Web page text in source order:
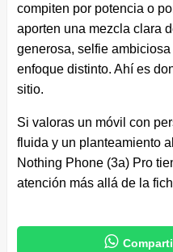
compiten por potencia o
aporten una mezcla clara
generosa, selfie
enfoque distinto. Ahí es
sitio.
Si valoras un móvil con
fluida y un planteamiento
Nothing Phone (3a) Pro
atención más allá de la
